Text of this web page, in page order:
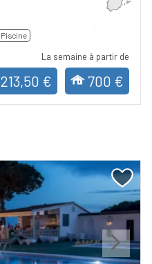
Piscine
La semaine à partir de
213,50 € 700 €
Next